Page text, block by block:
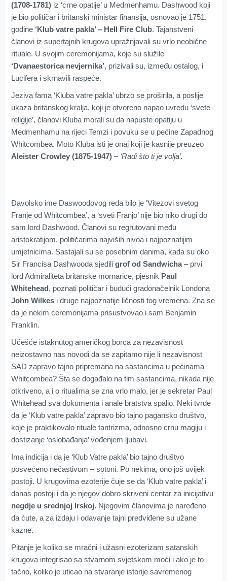
(1708-1781)iz ‘crne opatije’ u Medmenhamu. Dashwood koji
je bio političar i britanski ministar finansija, osnovao je 1751.
godine ‘Klub vatre pakla’ – Hell Fire Club. Tajanstveni
članovi iz supertajnih krugova upražnjavali su vrlo neobične
rituale. U svojim ceremonijama, koje su služile
‘Dvanaestorica nevjernika’, prizivali su, između ostalog, i
Lucifera i skrnavili raspeće.
Jeziva fama ‘Kluba vatre pakla’ ubrzo se proširila, a poslije
ukaza britanskog kralja, koji je otvoreno napao uvredu ‘svete
religije’, članovi Kluba morali su da napuste opatiju u
Medmenhamu na rijeci Temzi i povuku se u pećine Zapadnog
Whitcombea. Moto Kluba isti je onaj koji je kasnije preuzeo
Aleister Crowley (1875-1947)– ‘Radi što ti je volja’.
Đavolsko ime Daswoodovog reda bilo je ‘Vitezovi svetog
Franje od Whitcombea’, a ‘sveti Franjo’ nije bio niko drugi do
sam lord Dashwood. Članovi su regrutovani među
aristokratijom, političarima najviših nivoa i najpoznatijim
umjetnicima. Sastajali su se posebnim danima, kada su oko
Sir Francisa Dashwooda sjedili grof od Sandwicha– prvi
lord Admiraliteta britanske mornarice, pjesnik Paul
Whitehead, poznati političar i budući gradonačelnik Londona
John Wilkesi druge najpoznatije ličnosti tog vremena. Zna se
da je nekim ceremonijama prisustvovao i sam Benjamin
Franklin.
Učešće istaknutog američkog borca za nezavisnost
neizostavno nas novodi da se zapitamo nije li nezavisnost
SAD zapravo tajno pripremana na sastancima u pećinama
Whitcombea? Šta se događalo na tim sastancima, nikada nije
otkriveno, a i o ritualima se zna vrlo malo, jer je sekretar Paul
Whitehead sva dokumenta i anale bratstva spalio. Neki tvrde
da je ‘Klub vatre pakla’ zapravo bio tajno pagansko društvo,
koje je praktikovalo rituale tantrizma, odnosno crnu magiju i
dostizanje ‘oslobađanja’ vođenjem ljubavi.
Ima indicija i da je ‘Klub Vatre pakla’ bio tajno društvo
posvećeno nečastivom – sotoni. Po nekima, ono još uvijek
postoji. U krugovima ezoterije čuje se da ‘Klub vatre pakla’ i
danas postoji i da je njegov dobro skriveni centar za inicijativu
negdje u srednjoj Irskoj.Njegovim članovima je naređeno
da ćute, a za izdaju i odavanje tajni predviđene su užane
kazne.
Pitanje je koliko se mračni i užasni ezoterizam satanskih
krugova integrisao sa stvarnom svjetskom moći i ako je to
tačno, koliko je uticao na stvaranje istorije savremenog